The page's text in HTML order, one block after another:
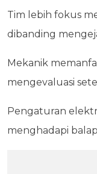
Tim lebih fokus
dibanding
Mekanik
mengevaluasi
Pengaturan
menghadapi